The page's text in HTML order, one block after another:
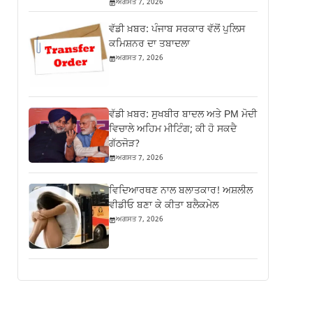
ਅਗਸਤ 7, 2026
ਵੱਡੀ ਖ਼ਬਰ: ਪੰਜਾਬ ਸਰਕਾਰ ਵੱਲੋਂ ਪੁਲਿਸ
ਕਮਿਸ਼ਨਰ ਦਾ ਤਬਾਦਲਾ
ਅਗਸਤ 7, 2026
ਵੱਡੀ ਖ਼ਬਰ: ਸੁਖਬੀਰ ਬਾਦਲ ਅਤੇ PM ਮੋਦੀ
ਵਿਚਾਲੇ ਅਹਿਮ ਮੀਟਿੰਗ; ਕੀ ਹੋ ਸਕਦੈ
ਗੱਠਜੋੜ?
ਅਗਸਤ 7, 2026
ਵਿਦਿਆਰਥਣ ਨਾਲ ਬਲਾਤਕਾਰ! ਅਸ਼ਲੀਲ
ਵੀਡੀਓ ਬਣਾ ਕੇ ਕੀਤਾ ਬਲੈਕਮੇਲ
ਅਗਸਤ 7, 2026